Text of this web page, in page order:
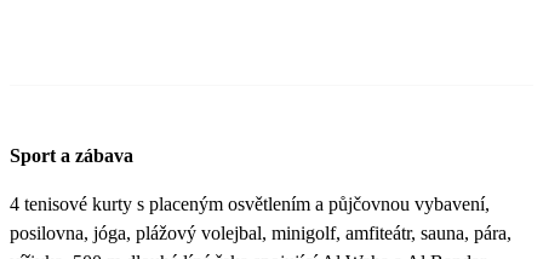
Sport a zábava
4 tenisové kurty s placeným osvětlením a půjčovnou vybavení,
posilovna, jóga, plážový volejbal, minigolf, amfiteátr, sauna, pára,